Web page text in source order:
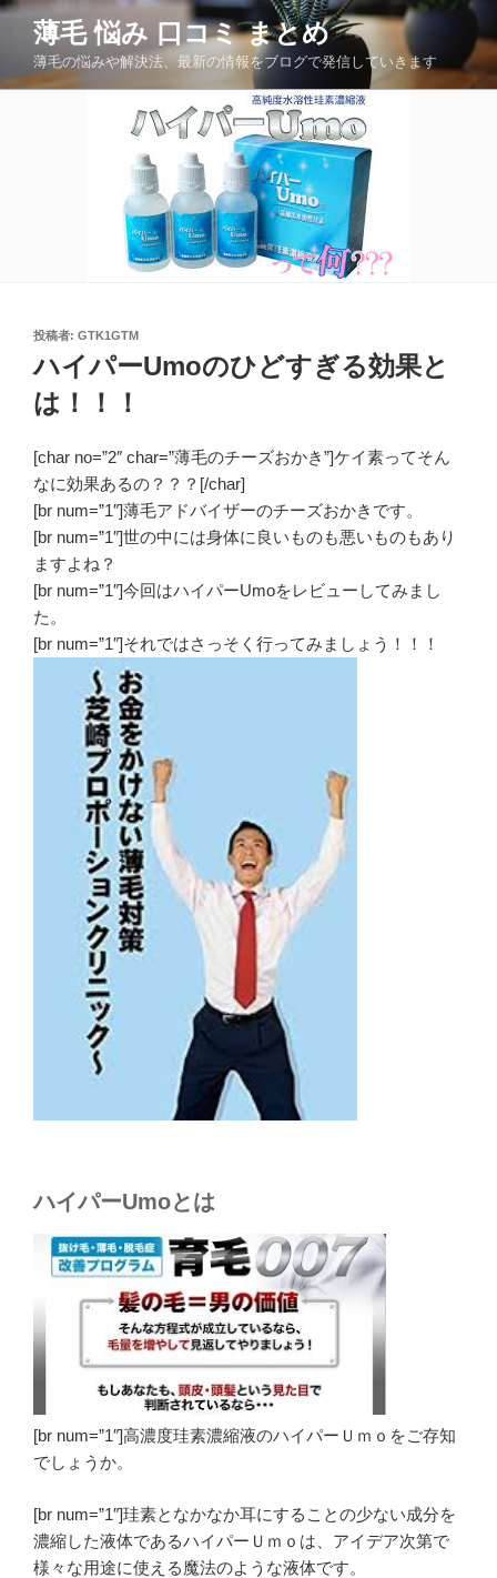
コ
ン
薄毛 悩み 口コミ まとめ
薄毛の悩みや解決法、最新の情報をブログで発信していきます
投
日:
投稿者: GTK1GTM
ハイパーUmoのひどすぎる効果と
は！！！
[char no=”2″ char=”薄毛のチーズおかき”]ケイ素ってそん
なに効果あるの？？？[/char]
[br num=”1″]薄毛アドバイザーのチーズおかきです。
[br num=”1″]世の中には身体に良いものも悪いものもあり
ますよね？
[br num=”1″]今回はハイパーUmoをレビューしてみまし
た。
[br num=”1″]それではさっそく行ってみましょう！！！
ハイパーUmoとは
[br num=”1″]高濃度珪素濃縮液のハイパーＵｍｏをご存知
でしょうか。
[br num=”1″]珪素となかなか耳にすることの少ない成分を
濃縮した液体であるハイパーＵｍｏは、アイデア次第で
様々な用途に使える魔法のような液体です。